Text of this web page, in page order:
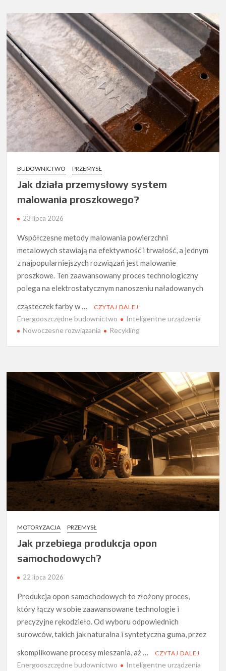
BUDOWNICTWO PRZEMYSŁ
Jak działa przemysłowy system
malowania proszkowego?
23 lipca 2026
Współczesne metody malowania powierzchni
metalowych stawiają na efektywność i trwałość, a jednym
z najpopularniejszych rozwiązań jest malowanie
proszkowe. Ten zaawansowany proces technologiczny
polega na elektrostatycznym nanoszeniu naładowanych
cząsteczek farby w …
CZYTAJ DALEJ
Energooszczędne budownictwo
Inteligentne urządzenia
Nowoczesne rozwiązania
Recykling
MOTORYZACJA PRZEMYSŁ
Jak przebiega produkcja opon
samochodowych?
22 lipca 2026
Produkcja opon samochodowych to złożony proces,
który łączy w sobie zaawansowane technologie i
precyzyjne rękodzieło. Od wyboru odpowiednich
surowców, takich jak naturalna i syntetyczna guma, przez
skomplikowane procesy mieszania, aż …
CZYTAJ DALEJ
Energooszczędne budownictwo
Inteligentne urządzenia